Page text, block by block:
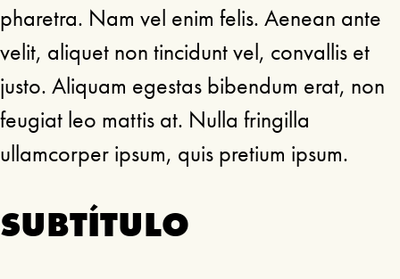
pharetra. Nam vel enim felis. Aenean ante
velit, aliquet non tincidunt vel, convallis et
justo. Aliquam egestas bibendum erat, non
feugiat leo mattis at. Nulla fringilla
ullamcorper ipsum, quis pretium ipsum.
SUBTÍTULO